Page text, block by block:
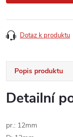
Dotaz k produktu
Popis produktu
Detailní
pr.: 12mm